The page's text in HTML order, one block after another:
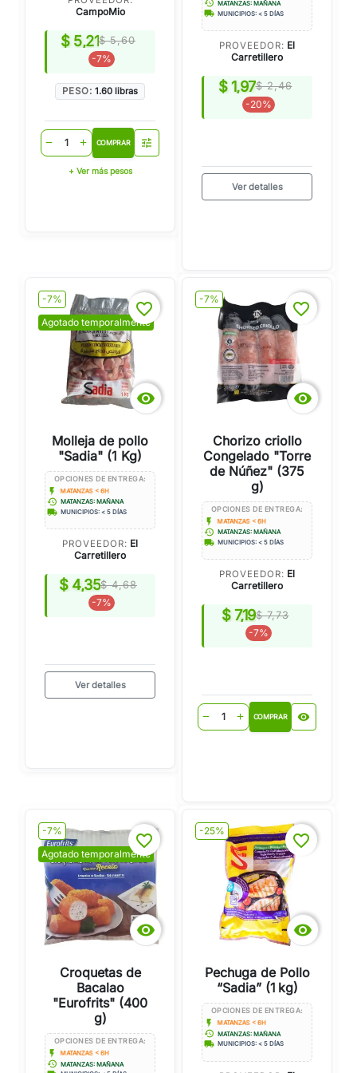
CampoMio
$ 5,21$ 5,60
-7%
PESO: 1.60 libras
remove add COMPRAR tune
+ Ver más pesos
history MATANZAS: MAÑANA
local_shipping MUNICIPIOS: < 5 DÍAS
PROVEEDOR: El
Carretillero
$ 1,97$ 2,46
-20%
Ver detalles
-7%
Agotado temporalmente

favorite_border
Molleja de pollo
"Sadia" (1 Kg)
OPCIONES DE ENTREGA:
flash_on MATANZAS < 6H
history MATANZAS: MAÑANA
local_shipping MUNICIPIOS: < 5 DÍAS
PROVEEDOR: El
Carretillero
$ 4,35$ 4,68
-7%
Ver detalles
-7%

favorite_border
Chorizo criollo
Congelado "Torre
de Núñez" (375
g)
OPCIONES DE ENTREGA:
flash_on MATANZAS < 6H
history MATANZAS: MAÑANA
local_shipping MUNICIPIOS: < 5 DÍAS
PROVEEDOR: El
Carretillero
$ 7,19$ 7,73
-7%
remove add COMPRAR visibility
-7%
Agotado temporalmente

favorite_border
Croquetas de
Bacalao
"Eurofrits" (400
g)
OPCIONES DE ENTREGA:
flash_on MATANZAS < 6H
history MATANZAS: MAÑANA
-25%

favorite_border
Pechuga de Pollo
“Sadia” (1 kg)
OPCIONES DE ENTREGA:
flash_on MATANZAS < 6H
history MATANZAS: MAÑANA
local_shipping MUNICIPIOS: < 5 DÍAS